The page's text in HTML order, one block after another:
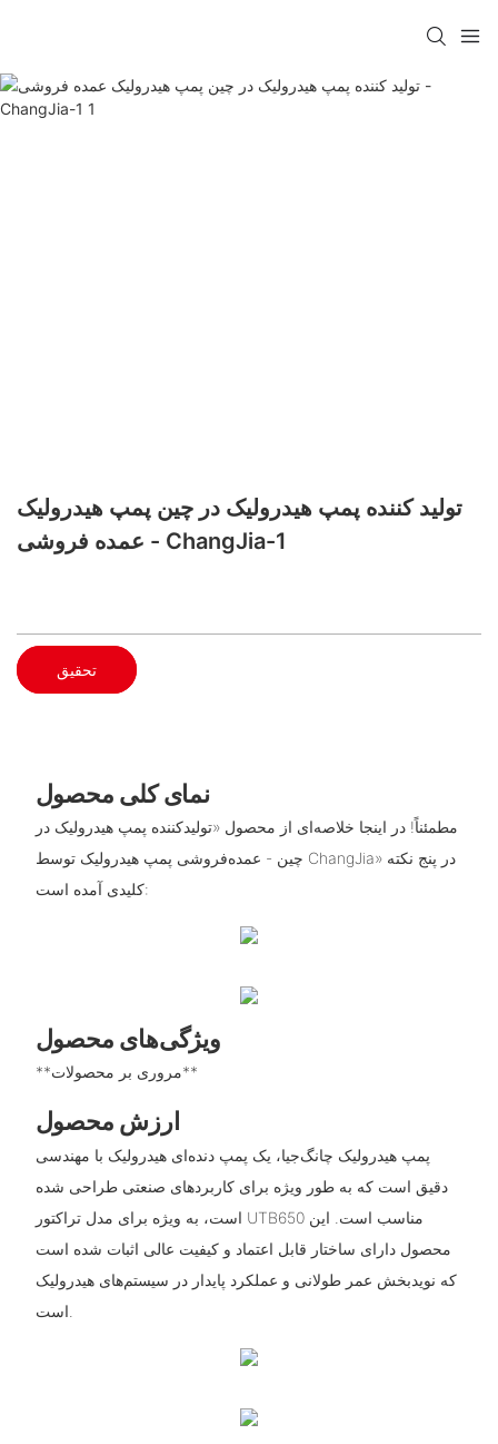
تولید کننده پمپ هیدرولیک در چین پمپ هیدرولیک
عمده فروشی - ChangJia-1
تحقیق
نمای کلی محصول
مطمئناً! در اینجا خلاصه‌ای از محصول «تولیدکننده پمپ هیدرولیک در
چین - عمده‌فروشی پمپ هیدرولیک توسط ChangJia» در پنج نکته
کلیدی آمده است:
ویژگی‌های محصول
**مروری بر محصولات**
ارزش محصول
پمپ هیدرولیک چانگ‌جیا، یک پمپ دنده‌ای هیدرولیک با مهندسی
دقیق است که به طور ویژه برای کاربردهای صنعتی طراحی شده
است، به ویژه برای مدل تراکتور UTB650 مناسب است. این
محصول دارای ساختار قابل اعتماد و کیفیت عالی اثبات شده است
که نویدبخش عمر طولانی و عملکرد پایدار در سیستم‌های هیدرولیک